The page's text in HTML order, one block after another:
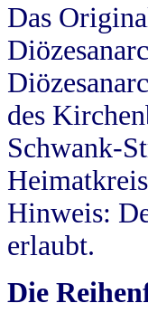
Das
des
Schwank-
Hinweis:
erlaubt.
Die